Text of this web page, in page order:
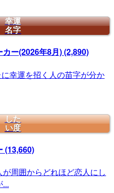
幸運
名字
ー(2026年8月)(2,890)
幸運を招く人の苗字が分か
した
い度
(13,660)
周囲からどれほど恋人にし